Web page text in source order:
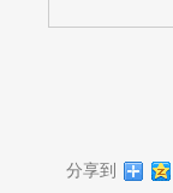
分享到